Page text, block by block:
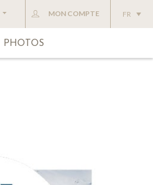
MON COMPTE FR
PHOTOS